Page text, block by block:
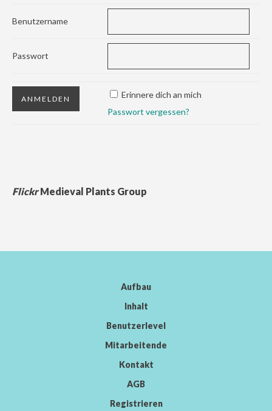
Benutzername
Passwort
Erinnere dich an mich
Passwort vergessen?
FlickrMedieval Plants Group
Aufbau
Inhalt
Benutzerlevel
Mitarbeitende
Kontakt
AGB
Registrieren